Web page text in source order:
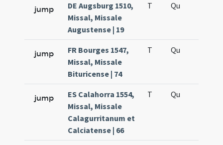
jump
DE Augsburg 1510,
Missal, Missale
Augustense | 19
T Qu
jump
FR Bourges 1547,
Missal, Missale
Bituricense | 74
T Qu
jump
ES Calahorra 1554,
Missal, Missale
Calagurritanum et
Calciatense | 66
T Qu